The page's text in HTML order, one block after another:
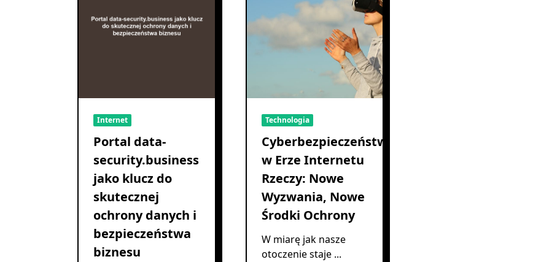
Internet
Portal data-
security.business
jako klucz do
skutecznej
ochrony danych i
bezpieczeństwa
biznesu
Technologia
Cyberbezpieczeństwo
w Erze Internetu
Rzeczy: Nowe
Wyzwania, Nowe
Środki Ochrony
W miarę jak nasze
otoczenie staje ...